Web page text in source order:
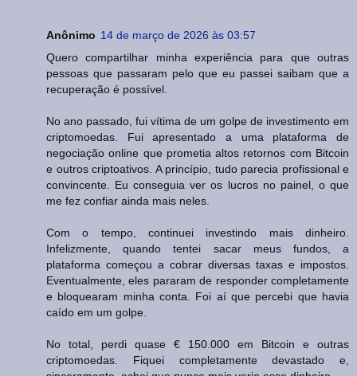
Anônimo 14 de março de 2026 às 03:57
Quero compartilhar minha experiência para que outras
pessoas que passaram pelo que eu passei saibam que a
recuperação é possível.
No ano passado, fui vítima de um golpe de investimento em
criptomoedas. Fui apresentado a uma plataforma de
negociação online que prometia altos retornos com Bitcoin
e outros criptoativos. A princípio, tudo parecia profissional e
convincente. Eu conseguia ver os lucros no painel, o que
me fez confiar ainda mais neles.
Com o tempo, continuei investindo mais dinheiro.
Infelizmente, quando tentei sacar meus fundos, a
plataforma começou a cobrar diversas taxas e impostos.
Eventualmente, eles pararam de responder completamente
e bloquearam minha conta. Foi aí que percebi que havia
caído em um golpe.
No total, perdi quase € 150.000 em Bitcoin e outras
criptomoedas. Fiquei completamente devastado e,